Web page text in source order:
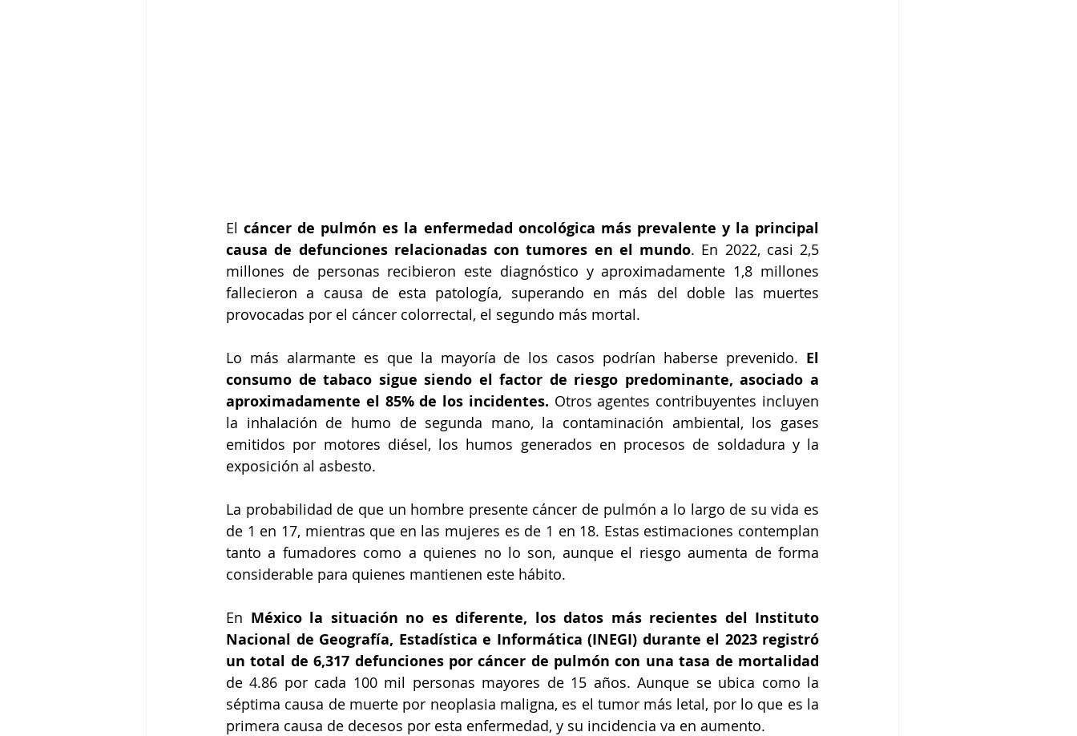
El cáncer de pulmón es la enfermedad oncológica más prevalente y la principal
causa de defunciones relacionadas con tumores en el mundo. En 2022, casi 2,5
millones de personas recibieron este diagnóstico y aproximadamente 1,8 millones
fallecieron a causa de esta patología, superando en más del doble las muertes
provocadas por el cáncer colorrectal, el segundo más mortal.
Lo más alarmante es que la mayoría de los casos podrían haberse prevenido. El
consumo de tabaco sigue siendo el factor de riesgo predominante, asociado a
aproximadamente el 85% de los incidentes. Otros agentes contribuyentes incluyen
la inhalación de humo de segunda mano, la contaminación ambiental, los gases
emitidos por motores diésel, los humos generados en procesos de soldadura y la
exposición al asbesto.
La probabilidad de que un hombre presente cáncer de pulmón a lo largo de su vida es
de 1 en 17, mientras que en las mujeres es de 1 en 18. Estas estimaciones contemplan
tanto a fumadores como a quienes no lo son, aunque el riesgo aumenta de forma
considerable para quienes mantienen este hábito.
En México la situación no es diferente, los datos más recientes del Instituto
Nacional de Geografía, Estadística e Informática (INEGI) durante el 2023 registró
de 4.86 por cada 100 mil personas mayores de 15 años. Aunque se ubica como la
séptima causa de muerte por neoplasia maligna, es el tumor más letal, por lo que es la
primera causa de decesos por esta enfermedad, y su incidencia va en aumento.